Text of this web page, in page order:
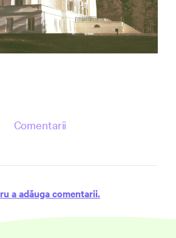
Comentarii
a adăuga comentarii.